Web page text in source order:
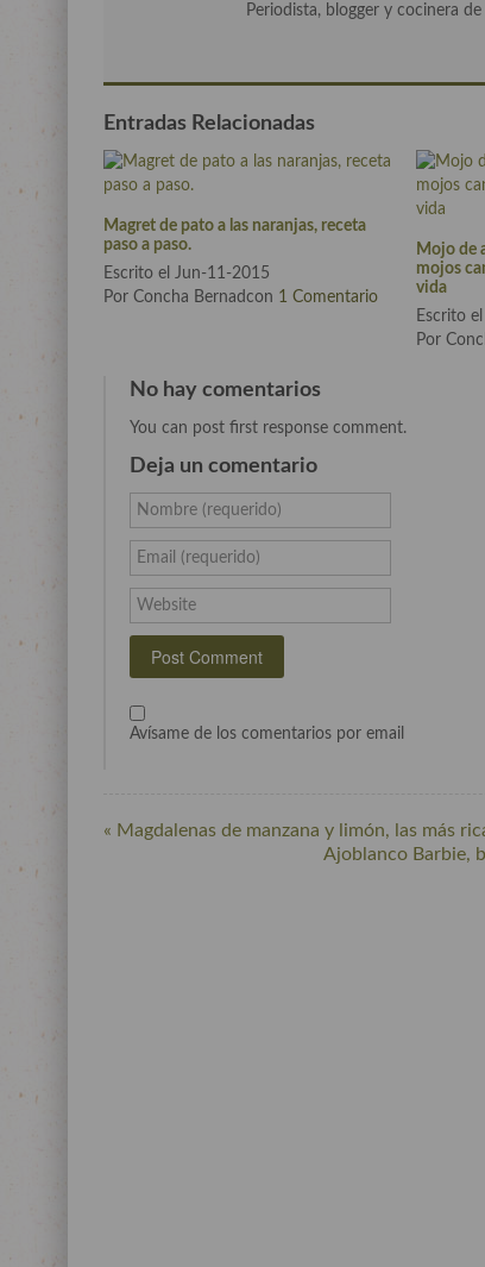
Periodista, blogger y cocinera
Entradas Relacionadas
Magret de pato a las naranjas, receta
paso a paso.
Escrito el Jun-11-2015
Por Concha Bernadcon 1 Comentario
Mojo de
mojos
vida
Escrito
Por
No hay comentarios
You can post first response comment.
Deja un comentario
Nombre (requerido)
Email (requerido)
Website
Avísame de los comentarios por email
« Magdalenas de manzana y limón, las más
Ajoblanco Barbie,